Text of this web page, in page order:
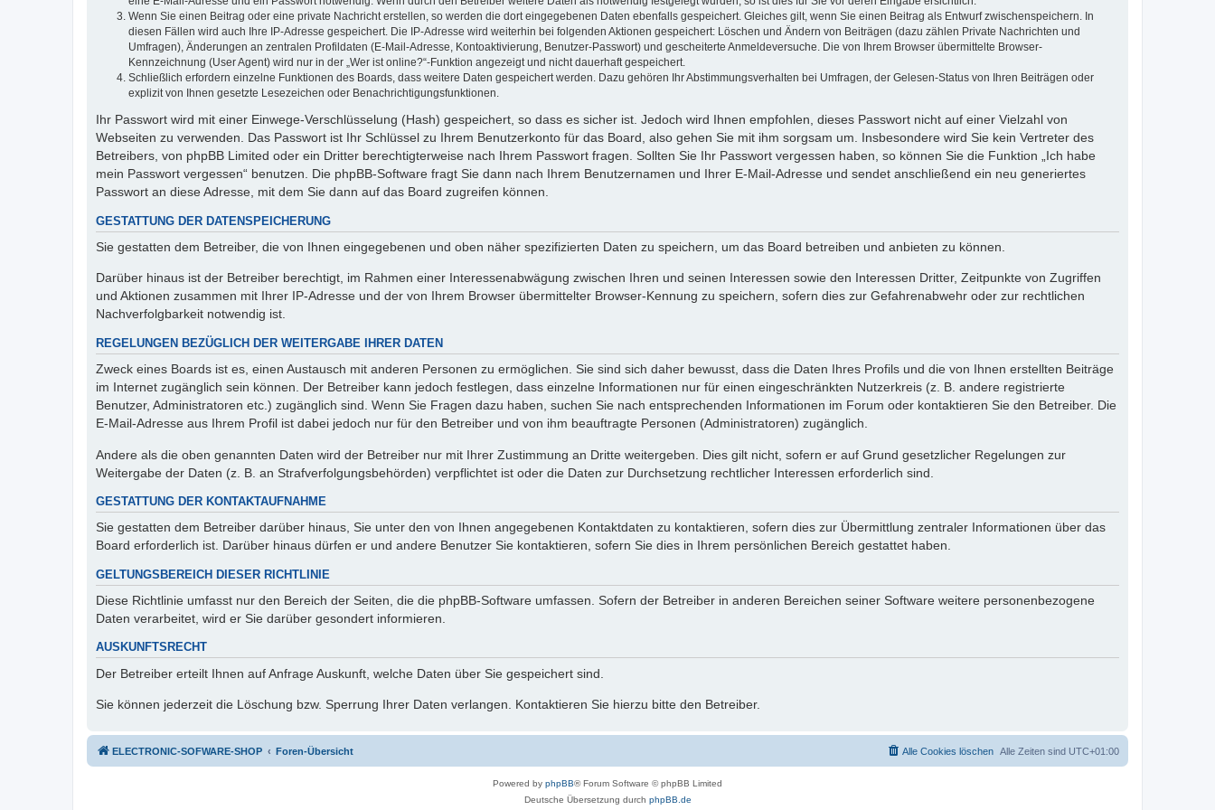
Wenn Sie einen Beitrag oder eine private Nachricht erstellen, so werden die dort eingegebenen Daten ebenfalls gespeichert. Gleiches gilt, wenn Sie einen Beitrag als Entwurf zwischenspeichern. In
diesen Fällen wird auch Ihre IP-Adresse gespeichert. Die IP-Adresse wird weiterhin bei folgenden Aktionen gespeichert: Löschen und Ändern von Beiträgen (dazu zählen Private Nachrichten und
Umfragen), Änderungen an zentralen Profildaten (E-Mail-Adresse, Kontoaktivierung, Benutzer-Passwort) und gescheiterte Anmeldeversuche. Die von Ihrem Browser übermittelte Browser-
Kennzeichnung (User Agent) wird nur in der „Wer ist online?“-Funktion angezeigt und nicht dauerhaft gespeichert.
Schließlich erfordern einzelne Funktionen des Boards, dass weitere Daten gespeichert werden. Dazu gehören Ihr Abstimmungsverhalten bei Umfragen, der Gelesen-Status von Ihren Beiträgen oder
explizit von Ihnen gesetzte Lesezeichen oder Benachrichtigungsfunktionen.
Ihr Passwort wird mit einer Einwege-Verschlüsselung (Hash) gespeichert, so dass es sicher ist. Jedoch wird Ihnen empfohlen, dieses Passwort nicht auf einer Vielzahl von
Webseiten zu verwenden. Das Passwort ist Ihr Schlüssel zu Ihrem Benutzerkonto für das Board, also gehen Sie mit ihm sorgsam um. Insbesondere wird Sie kein Vertreter des
Betreibers, von phpBB Limited oder ein Dritter berechtigterweise nach Ihrem Passwort fragen. Sollten Sie Ihr Passwort vergessen haben, so können Sie die Funktion „Ich habe
mein Passwort vergessen“ benutzen. Die phpBB-Software fragt Sie dann nach Ihrem Benutzernamen und Ihrer E-Mail-Adresse und sendet anschließend ein neu generiertes
Passwort an diese Adresse, mit dem Sie dann auf das Board zugreifen können.
GESTATTUNG DER DATENSPEICHERUNG
Sie gestatten dem Betreiber, die von Ihnen eingegebenen und oben näher spezifizierten Daten zu speichern, um das Board betreiben und anbieten zu können.
Darüber hinaus ist der Betreiber berechtigt, im Rahmen einer Interessenabwägung zwischen Ihren und seinen Interessen sowie den Interessen Dritter, Zeitpunkte von Zugriffen
und Aktionen zusammen mit Ihrer IP-Adresse und der von Ihrem Browser übermittelter Browser-Kennung zu speichern, sofern dies zur Gefahrenabwehr oder zur rechtlichen
Nachverfolgbarkeit notwendig ist.
REGELUNGEN BEZÜGLICH DER WEITERGABE IHRER DATEN
Zweck eines Boards ist es, einen Austausch mit anderen Personen zu ermöglichen. Sie sind sich daher bewusst, dass die Daten Ihres Profils und die von Ihnen erstellten Beiträge
im Internet zugänglich sein können. Der Betreiber kann jedoch festlegen, dass einzelne Informationen nur für einen eingeschränkten Nutzerkreis (z. B. andere registrierte
Benutzer, Administratoren etc.) zugänglich sind. Wenn Sie Fragen dazu haben, suchen Sie nach entsprechenden Informationen im Forum oder kontaktieren Sie den Betreiber. Die
E-Mail-Adresse aus Ihrem Profil ist dabei jedoch nur für den Betreiber und von ihm beauftragte Personen (Administratoren) zugänglich.
Andere als die oben genannten Daten wird der Betreiber nur mit Ihrer Zustimmung an Dritte weitergeben. Dies gilt nicht, sofern er auf Grund gesetzlicher Regelungen zur
Weitergabe der Daten (z. B. an Strafverfolgungsbehörden) verpflichtet ist oder die Daten zur Durchsetzung rechtlicher Interessen erforderlich sind.
GESTATTUNG DER KONTAKTAUFNAHME
Sie gestatten dem Betreiber darüber hinaus, Sie unter den von Ihnen angegebenen Kontaktdaten zu kontaktieren, sofern dies zur Übermittlung zentraler Informationen über das
Board erforderlich ist. Darüber hinaus dürfen er und andere Benutzer Sie kontaktieren, sofern Sie dies in Ihrem persönlichen Bereich gestattet haben.
GELTUNGSBEREICH DIESER RICHTLINIE
Diese Richtlinie umfasst nur den Bereich der Seiten, die die phpBB-Software umfassen. Sofern der Betreiber in anderen Bereichen seiner Software weitere personenbezogene
Daten verarbeitet, wird er Sie darüber gesondert informieren.
AUSKUNFTSRECHT
Der Betreiber erteilt Ihnen auf Anfrage Auskunft, welche Daten über Sie gespeichert sind.
Sie können jederzeit die Löschung bzw. Sperrung Ihrer Daten verlangen. Kontaktieren Sie hierzu bitte den Betreiber.
ELECTRONIC-SOFWARE-SHOP Foren-Übersicht Alle Zeiten sind UTC+01:00
Alle Cookies löschen
Powered by phpBB® Forum Software © phpBB Limited
Deutsche Übersetzung durch phpBB.de